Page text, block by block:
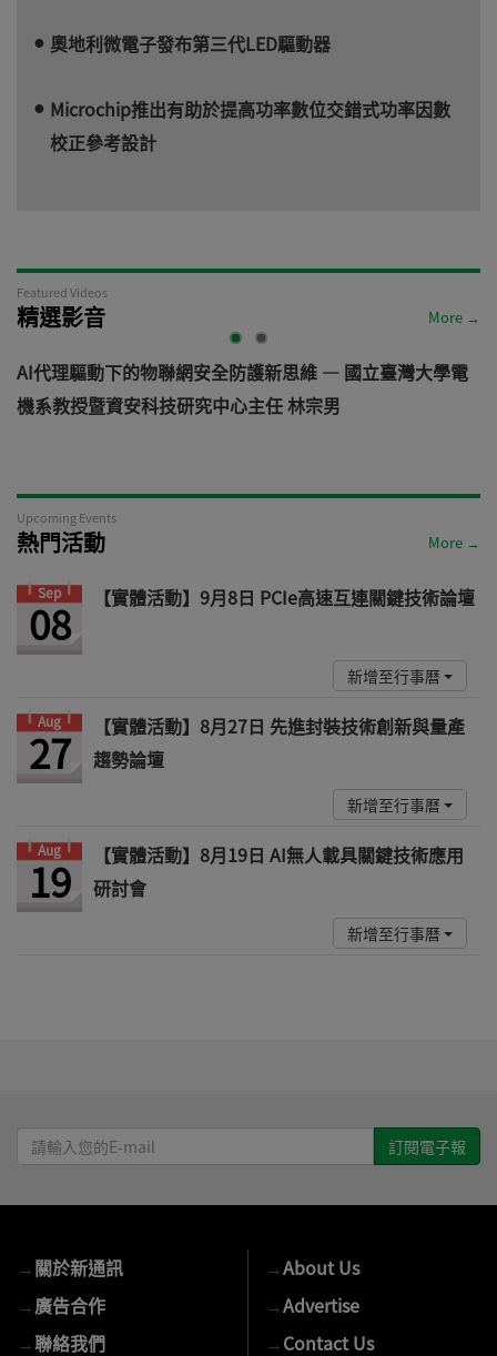
奧地利微電子發布第三代LED驅動器
Microchip推出有助於提高功率數位交錯式功率因數
校正參考設計
Featured Videos
精選影音 More →
AI代理驅動下的物聯網安全防護新思維 — 國立臺灣大學電
機系教授暨資安科技研究中心主任 林宗男
Upcoming Events
熱門活動 More →
Sep
08 【實體活動】9月8日 PCIe高速互連關鍵技術論壇
新增至行事曆
Aug
27
【實體活動】8月27日 先進封裝技術創新與量產
趨勢論壇
新增至行事曆
Aug
19
【實體活動】8月19日 AI無人載具關鍵技術應用
研討會
新增至行事曆
請
輸
E-
mail
→關於新通訊
→廣告合作
→聯絡我們
→About Us
→Advertise
→Contact Us